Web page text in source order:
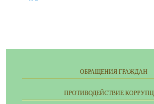
ОБРАЩЕНИЯ ГРАЖДАН
ПРОТИВОДЕЙСТВИЕ